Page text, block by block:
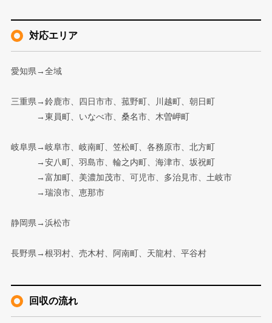
対応エリア
愛知県→全域
三重県→鈴鹿市、四日市市、菰野町、川越町、朝日町
→東員町、いなべ市、桑名市、木曽岬町
岐阜県→岐阜市、岐南町、笠松町、各務原市、北方町
→安八町、羽島市、輪之内町、海津市、坂祝町
→富加町、美濃加茂市、可児市、多治見市、土岐市
→瑞浪市、恵那市
静岡県→浜松市
長野県→根羽村、売木村、阿南町、天龍村、平谷村
回収の流れ